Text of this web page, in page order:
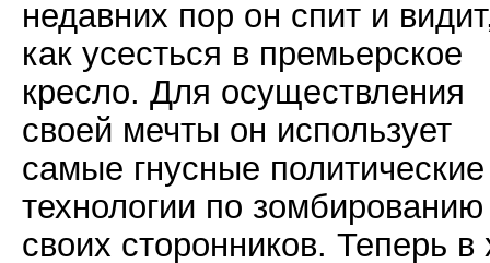
недавних пор он спит и
как усесться в премьерское
кресло. Для осуществления
своей мечты он использует
самые гнусные политические
технологии по зомбированию
своих сторонников. Теперь в